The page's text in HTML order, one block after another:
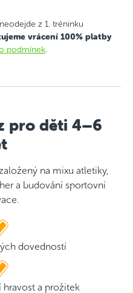
z 1. tréninku
vrácení 100% platby
podmínek
pro děti 4–6
na mixu atletiky,
a budování sportovní
dovedností
hravost a prožitek